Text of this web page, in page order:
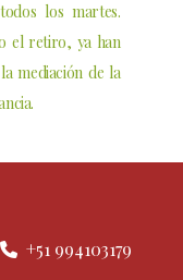
los martes.
el retiro, ya han
mediación de la
+51 994103179